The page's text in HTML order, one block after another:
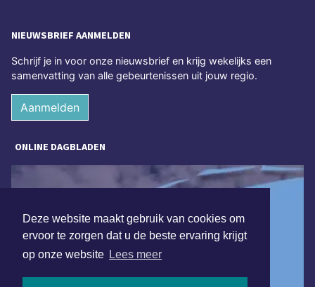
Deze website maakt gebruik van cookies om
ervoor te zorgen dat u de beste ervaring krijgt
op onze website Lees meer
NIEUWSBRIEF AANMELDEN
Schrijf je in voor onze nieuwsbrief en krijg wekelijks een
samenvatting van alle gebeurtenissen uit jouw regio.
Aanmelden
ONLINE DAGBLADEN